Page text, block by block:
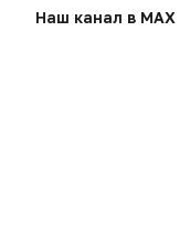
Наш канал в MAX